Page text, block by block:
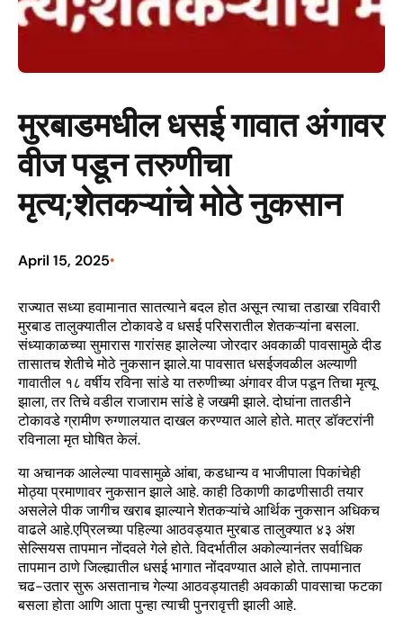
मुरबाडमधील धसई गावात अंगावर
वीज पडून तरुणीचा
मृत्य;शेतकऱ्यांचे मोठे नुकसान
April 15, 2025•
राज्यात सध्या हवामानात सातत्याने बदल होत असून त्याचा तडाखा रविवारी
मुरबाड तालुक्यातील टोकावडे व धसई परिसरातील शेतकऱ्यांना बसला.
संध्याकाळच्या सुमारास गारांसह झालेल्या जोरदार अवकाळी पावसामुळे दीड
तासातच शेतीचे मोठे नुकसान झाले.या पावसात धसईजवळील अल्याणी
गावातील १८ वर्षीय रविना सांडे या तरुणीच्या अंगावर वीज पडून तिचा मृत्यू
झाला, तर तिचे वडील राजाराम सांडे हे जखमी झाले. दोघांना तातडीने
टोकावडे ग्रामीण रुग्णालयात दाखल करण्यात आले होते. मात्र डॉक्टरांनी
रविनाला मृत घोषित केलं.
या अचानक आलेल्या पावसामुळे आंबा, कडधान्य व भाजीपाला पिकांचेही
मोठ्या प्रमाणावर नुकसान झाले आहे. काही ठिकाणी काढणीसाठी तयार
असलेले पीक जागीच खराब झाल्याने शेतकऱ्यांचे आर्थिक नुकसान अधिकच
वाढले आहे.एप्रिलच्या पहिल्या आठवड्यात मुरबाड तालुक्यात ४३ अंश
सेल्सियस तापमान नोंदवले गेले होते. विदर्भातील अकोल्यानंतर सर्वाधिक
तापमान ठाणे जिल्ह्यातील धसई भागात नोंदवण्यात आले होते. तापमानात
चढ-उतार सुरू असतानाच गेल्या आठवड्यातही अवकाळी पावसाचा फटका
बसला होता आणि आता पुन्हा त्याची पुनरावृत्ती झाली आहे.